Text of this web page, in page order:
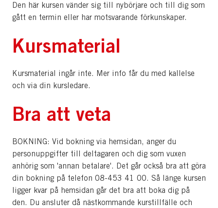
Den här kursen vänder sig till nybörjare och till dig som
gått en termin eller har motsvarande förkunskaper.
Kursmaterial
Kursmaterial ingår inte. Mer info får du med kallelse
och via din kursledare.
Bra att veta
BOKNING: Vid bokning via hemsidan, anger du
personuppgifter till deltagaren och dig som vuxen
anhörig som 'annan betalare'. Det går också bra att göra
din bokning på telefon 08-453 41 00. Så länge kursen
ligger kvar på hemsidan går det bra att boka dig på
den. Du ansluter då nästkommande kurstillfälle och